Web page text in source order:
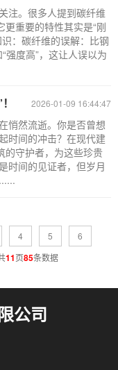
注。很多人提到碳纤维
更重要的特性其实是“刚
：碳纤维的误解：比钢
强度高”，这让人误以为
2026-01-09 16:44:47
悄然流逝。你是否曾想
时间的冲击？在现代建
的守护者，为这些珍贵
时间的见证者，但岁月
4 5
6
11页85条数据
公司